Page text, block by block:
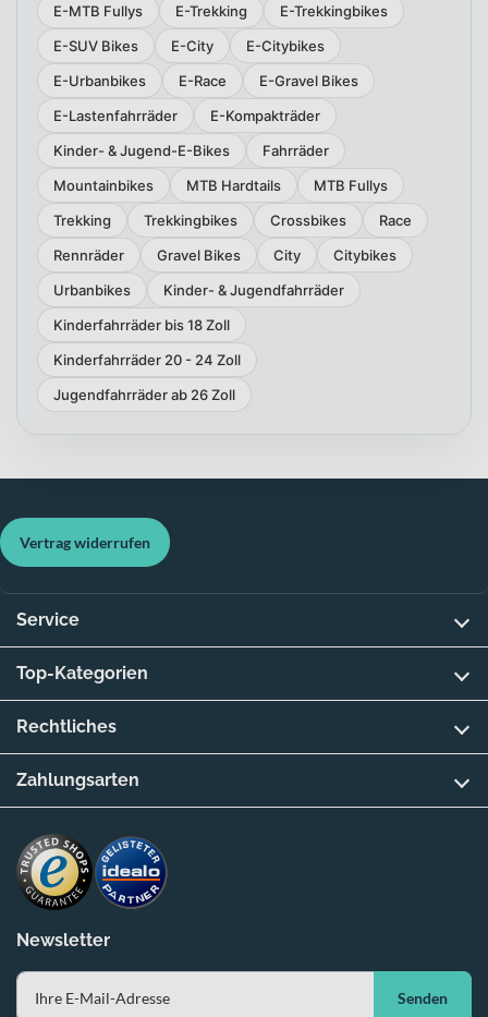
E-MTB Fullys
E-Trekking
E-Trekkingbikes
E-SUV Bikes
E-City
E-Citybikes
E-Urbanbikes
E-Race
E-Gravel Bikes
E-Lastenfahrräder
E-Kompakträder
Kinder- & Jugend-E-Bikes
Fahrräder
Mountainbikes
MTB Hardtails
MTB Fullys
Trekking
Trekkingbikes Crossbikes
Race
Rennräder
Gravel Bikes City
Citybikes
Urbanbikes
Kinder- & Jugendfahrräder
Kinderfahrräder bis 18 Zoll
Kinderfahrräder 20 - 24 Zoll
Jugendfahrräder ab 26 Zoll
Newsletter
Senden
Vertrag widerrufen
Service
Top-Kategorien
Rechtliches
Zahlungsarten